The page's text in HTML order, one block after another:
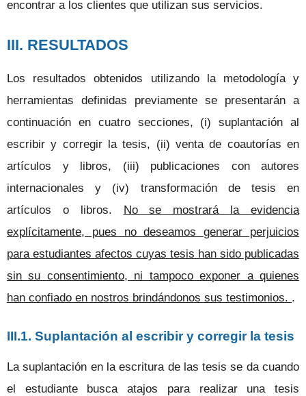
encontrar a los clientes que utilizan sus servicios.
III. RESULTADOS
Los resultados obtenidos utilizando la metodología y
herramientas definidas previamente se presentarán a
continuación en cuatro secciones, (i) suplantación al
escribir y corregir la tesis, (ii) venta de coautorías en
artículos y libros, (iii) publicaciones con autores
internacionales y (iv) transformación de tesis en
artículos o libros. No se mostrará la evidencia
explícitamente, pues no deseamos generar perjuicios
para estudiantes afectos cuyas tesis han sido publicadas
sin su consentimiento, ni tampoco exponer a quienes
han confiado en nostros brindándonos sus testimonios. .
III.1. Suplantación al escribir y corregir la tesis
La suplantación en la escritura de las tesis se da cuando
el estudiante busca atajos para realizar una tesis